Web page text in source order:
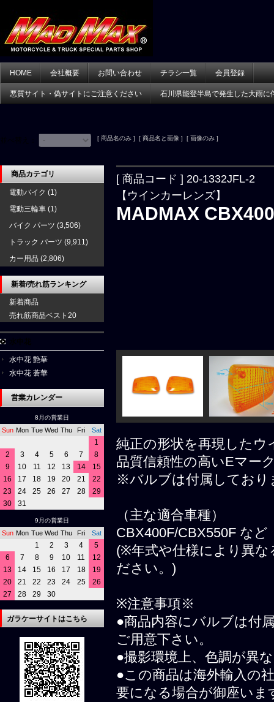
HOME 会社概要 お問い合わせ チラシ一覧 会員登録
悪質サイト・偽サイトにご注意ください 石川県能登半島で発生した大雨に
[ 商品名のみ ] [ 商品名と画像 ] [ 画像のみ ]
[ 商品コード ] 20-1332JFL-2
【ウインカーレンズ】
MADMAX
純正の形状を再現した
品質信頼性の高いEマー
※バルブは付属しており
（主な適合車種）
CBX400F/CBX550F など
(※年式や仕様により異な
ださい。)
※注意事項※
●商品内容にバルブは付
ご用意下さい。
●撮影環境上、色調が異
●この商品は海外輸入の
要になる場合が御座いま
商品カテゴリ
電動バイク (1)
電動三輪車 (1)
バイク パーツ (3,506)
トラック パーツ (9,911)
カー用品 (2,806)
新着/売れ筋ランキング
新着商品
売れ筋商品ベスト20
水中花 艶華
水中花 蒼華
営業カレンダー
8月の営業日
Sun Mon Tue Wed Thu Fri Sat
1
2
3 4 5 6 7
8
9
10 11 12 13 14
15
16
17 18 19 20 21
22
23
24 25 26 27 28
29
30
31
9月の営業日
Sun Mon Tue Wed Thu Fri Sat
1 2 3 4
5
6
7 8 9 10 11
12
13
14 15 16 17 18
19
20
21 22 23 24 25
26
27
28 29 30
ガラケーサイトはこちら